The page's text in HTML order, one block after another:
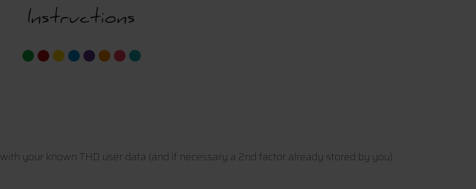
Instructions
with your known THD user data (and if necessary a 2nd factor already stored by you).